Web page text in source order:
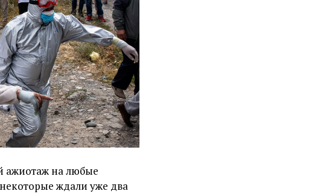
ажиотаж на любые
ждали уже два